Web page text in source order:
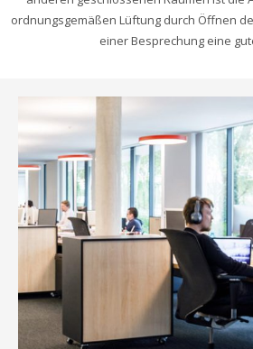
ordnungsgemäßen Lüftung durch Öffnen
einer Besprechung eine